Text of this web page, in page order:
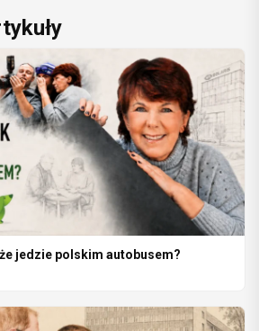
jedzie polskim autobusem?